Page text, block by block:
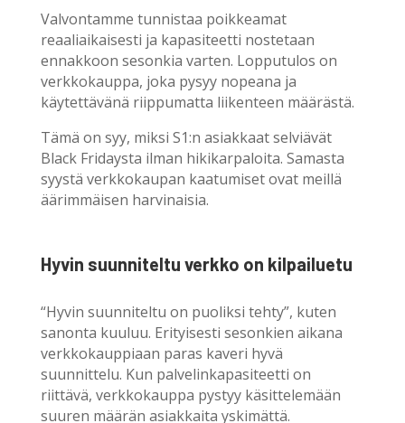
Valvontamme tunnistaa poikkeamat
reaaliaikaisesti ja kapasiteetti nostetaan
ennakkoon sesonkia varten. Lopputulos on
verkkokauppa, joka pysyy nopeana ja
käytettävänä riippumatta liikenteen määrästä.
Tämä on syy, miksi S1:n asiakkaat selviävät
Black Fridaysta ilman hikikarpaloita. Samasta
syystä verkkokaupan kaatumiset ovat meillä
äärimmäisen harvinaisia.
Hyvin suunniteltu verkko on kilpailuetu
“Hyvin suunniteltu on puoliksi tehty”, kuten
sanonta kuuluu. Erityisesti sesonkien aikana
verkkokauppiaan paras kaveri hyvä
suunnittelu. Kun palvelinkapasiteetti on
riittävä, verkkokauppa pystyy käsittelemään
suuren määrän asiakkaita yskimättä.